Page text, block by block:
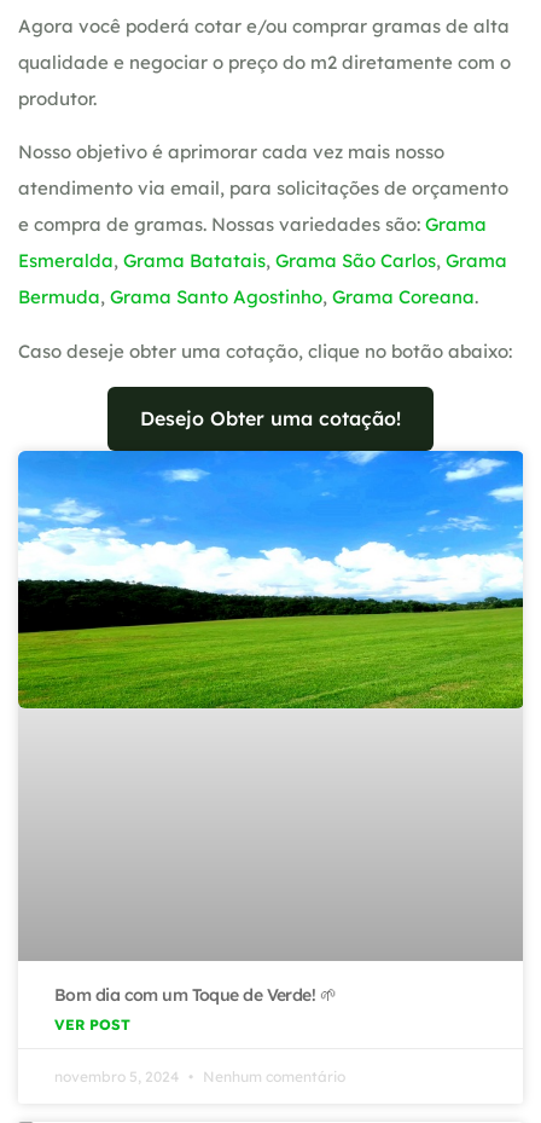
Agora você poderá cotar e/ou comprar gramas de alta
qualidade e negociar o preço do m2 diretamente com o
produtor.
Nosso objetivo é aprimorar cada vez mais nosso
atendimento via email, para solicitações de orçamento
e compra de gramas. Nossas variedades são: Grama
Esmeralda, Grama Batatais, Grama São Carlos, Grama
Bermuda, Grama Santo Agostinho, Grama Coreana.
Caso deseje obter uma cotação, clique no botão abaixo:
Desejo Obter uma cotação!
Bom dia com um Toque de Verde! 🌱
VER POST
novembro 5, 2024 Nenhum comentário